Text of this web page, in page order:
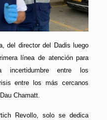
del director del Dadis luego
línea de atención para
incertidumbre entre los
entre los más cercanos
Chamatt.
Revollo, solo se dedica